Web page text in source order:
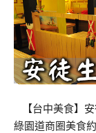
【台中美食】安
綠園道商圈美食